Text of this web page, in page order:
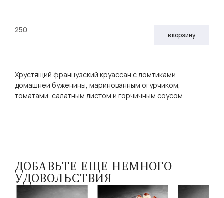
250
в корзину
Хрустящий французский круассан с ломтиками
домашней буженины, маринованным огурчиком,
томатами, салатным листом и горчичным соусом
ДОБАВЬТЕ ЕЩЕ НЕМНОГО
УДОВОЛЬСТВИЯ